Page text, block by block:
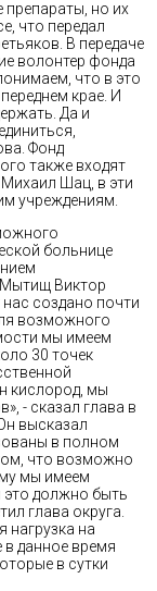
препараты, но их
что передал
В передаче
волонтер фонда
что в это
крае. И
Да и
Фонд
также входят
Михаил Шац, в эти
учреждениям.
больнице
Виктор
создано почти
возможного
мы имеем
30 точек
кислород, мы
- сказал глава в
высказал
в полном
что возможно
мы имеем
это должно быть
глава округа.
нагрузка на
данное время
в сутки